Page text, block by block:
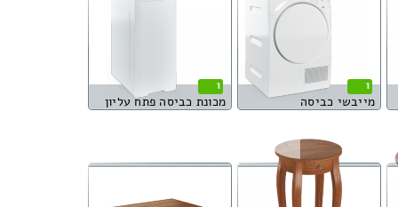
1
מייבשי כביסה
1
מכונת כביסה פתח עליון